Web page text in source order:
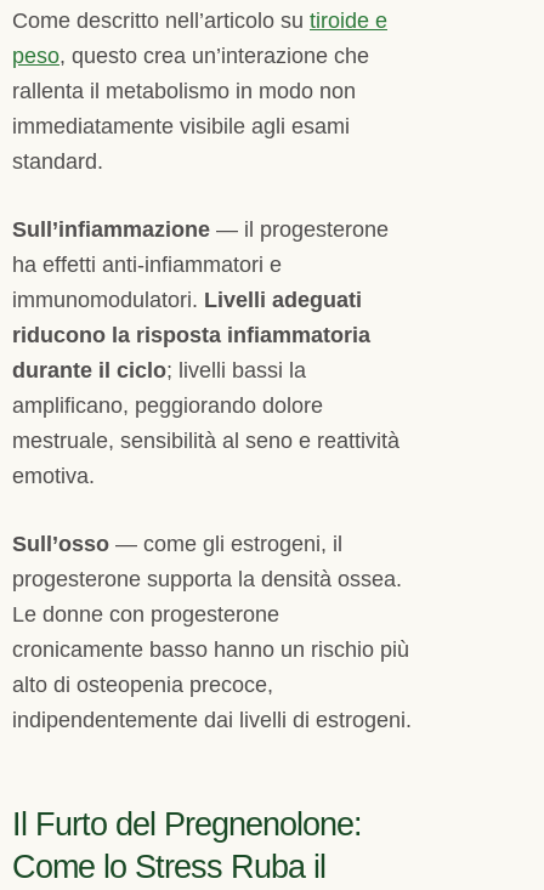
Come descritto nell’articolo su tiroide e
peso, questo crea un’interazione che
rallenta il metabolismo in modo non
immediatamente visibile agli esami
standard.
Sull’infiammazione — il progesterone
ha effetti anti-infiammatori e
immunomodulatori. Livelli adeguati
riducono la risposta infiammatoria
durante il ciclo; livelli bassi la
amplificano, peggiorando dolore
mestruale, sensibilità al seno e reattività
emotiva.
Sull’osso — come gli estrogeni, il
progesterone supporta la densità ossea.
Le donne con progesterone
cronicamente basso hanno un rischio più
alto di osteopenia precoce,
indipendentemente dai livelli di estrogeni.
Il Furto del Pregnenolone:
Come lo Stress Ruba il